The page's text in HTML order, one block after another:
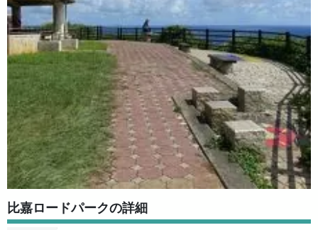
比嘉ロードパークの詳細